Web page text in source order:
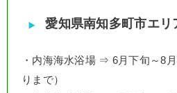
愛知県南知多町市エリ
・内海海水浴場 ⇒ 6月下旬～8
りまで）